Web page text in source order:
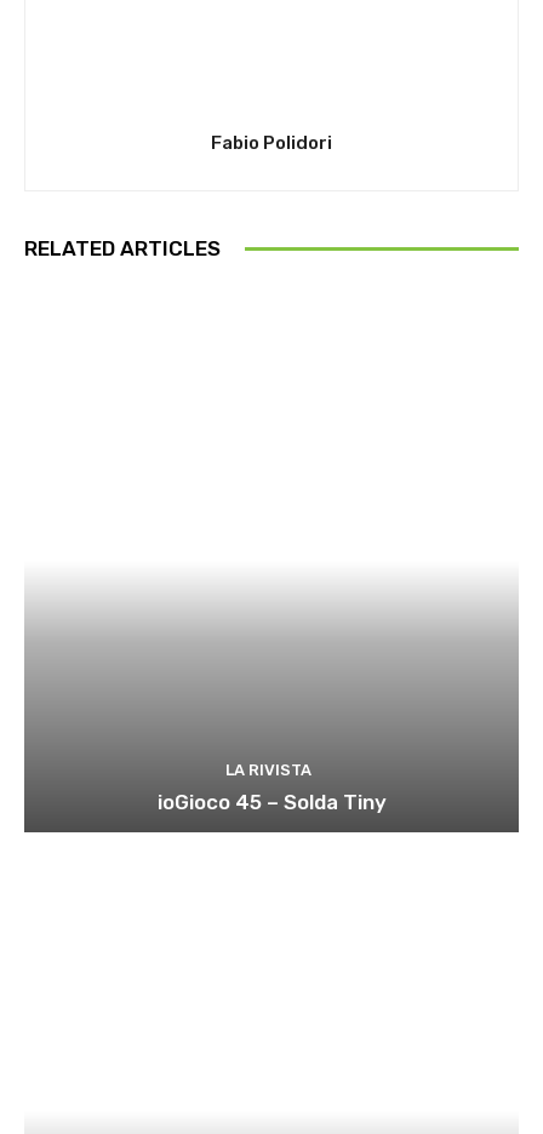
Fabio Polidori
RELATED ARTICLES
LA RIVISTA
ioGioco 45 – Solda Tiny